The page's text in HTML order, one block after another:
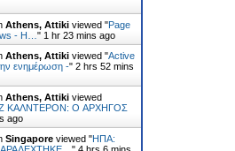
Athens, Attiki viewed "Page
- Η… " 1 hr 23 mins ago
Athens, Attiki viewed "Active
ενημέρωση -" 2 hrs 52 mins
Athens, Attiki viewed
ΚΑΛΝΤΕΡΟΝ: O ΑΡΧΗΓΟΣ
ago
Singapore viewed "ΗΠΑ: